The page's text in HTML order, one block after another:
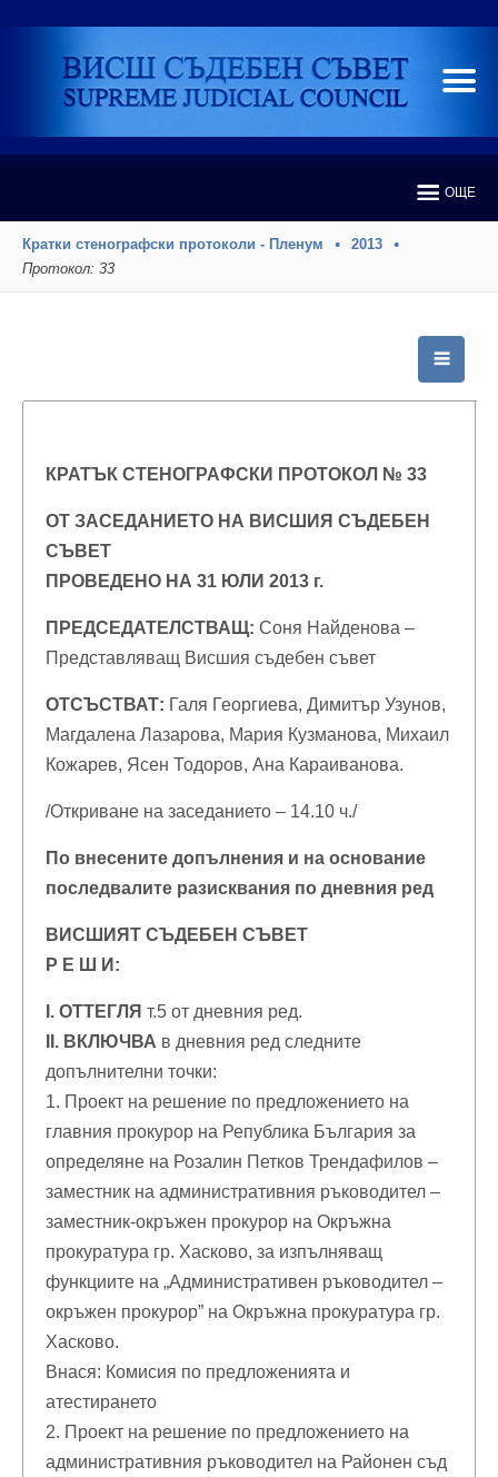
ОЩЕ
Кратки стенографски протоколи - Пленум
2013
Протокол: 33
КРАТЪК СТЕНОГРАФСКИ ПРОТОКОЛ № 33
ОТ ЗАСЕДАНИЕТО НА ВИСШИЯ СЪДЕБЕН
СЪВЕТ
ПРОВЕДЕНО НА 31 ЮЛИ 2013 г.
ПРЕДСЕДАТЕЛСТВАЩ: Соня Найденова –
Представляващ Висшия съдебен съвет
ОТСЪСТВАТ: Галя Георгиева, Димитър Узунов,
Магдалена Лазарова, Мария Кузманова, Михаил
Кожарев, Ясен Тодоров, Ана Караиванова.
/Откриване на заседанието – 14.10 ч./
По внесените допълнения и на основание
последвалите разисквания по дневния ред
ВИСШИЯТ СЪДЕБЕН СЪВЕТ
Р Е Ш И:
І. ОТТЕГЛЯ т.5 от дневния ред.
ІІ. ВКЛЮЧВА в дневния ред следните
допълнителни точки:
1. Проект на решение по предложението на
главния прокурор на Република България за
определяне на Розалин Петков Трендафилов –
заместник на административния ръководител –
заместник-окръжен прокурор на Окръжна
прокуратура гр. Хасково, за изпълняващ
функциите на „Административен ръководител –
окръжен прокурор” на Окръжна прокуратура гр.
Хасково.
Внася: Комисия по предложенията и
атестирането
2. Проект на решение по предложението на
административния ръководител на Районен съд